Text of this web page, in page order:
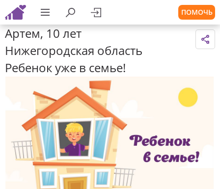
ПОМОЧЬ
Артем, 10 лет
Нижегородская область
Ребенок уже в семье!